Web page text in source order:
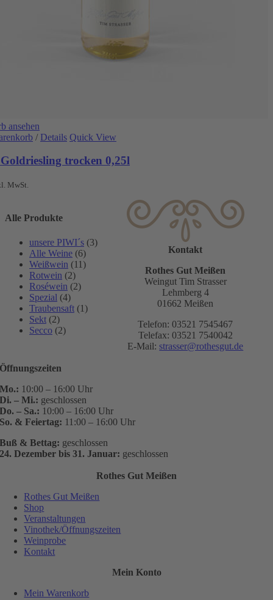
ansehen
/ Details Quick View
trocken 0,25l
MwSt.
Alle Produkte
unsere PIWI´s (3)
Alle Weine (6)
Weißwein (11)
Rotwein (2)
Roséwein (2)
Spezial (4)
Traubensaft (1)
Sekt (2)
Secco (2)
Kontakt
Rothes Gut Meißen
Weingut Tim Strasser
Lehmberg 4
01662 Meißen
Telefon: 03521 7545467
Telefax: 03521 7540042
E-Mail:strasser@rothesgut.de
Öffnungszeiten
Mo.: 10:00 – 16:00 Uhr
Di. – Mi.: geschlossen
Do. – Sa.: 10:00 – 16:00 Uhr
So. & Feiertag: 11:00 – 16:00 Uhr
Buß & Bettag: geschlossen
24. Dezember bis 31. Januar: geschlossen
Rothes Gut Meißen
Rothes Gut Meißen
Shop
Veranstaltungen
Vinothek/Öffnungszeiten
Weinprobe
Kontakt
Mein Konto
Mein Warenkorb